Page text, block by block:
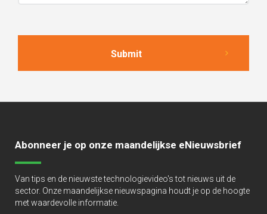
Abonneer je op onze maandelijkse eNieuwsbrief
Van tips en de nieuwste technologievideo's tot nieuws uit de
sector. Onze maandelijkse nieuwspagina houdt je op de hoogte
met waardevolle informatie.